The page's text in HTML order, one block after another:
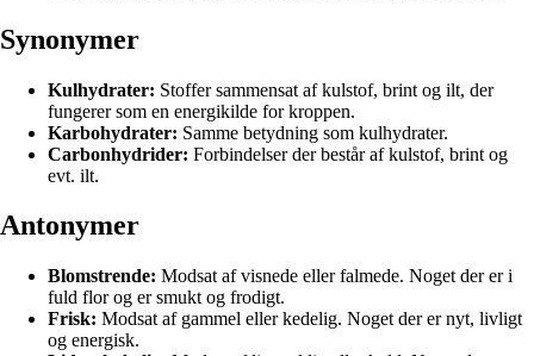
Synonymer
Kulhydrater: Stoffer sammensat af kulstof, brint og ilt, der
fungerer som en energikilde for kroppen.
Karbohydrater: Samme betydning som kulhydrater.
Carbonhydrider: Forbindelser der består af kulstof, brint og
evt. ilt.
Antonymer
Blomstrende: Modsat af visnede eller falmede. Noget der er i
fuld flor og er smukt og frodigt.
Frisk: Modsat af gammel eller kedelig. Noget der er nyt, livligt
og energisk.